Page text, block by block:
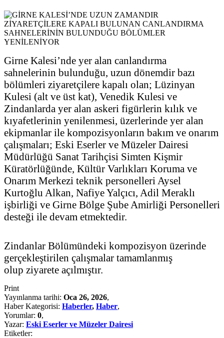
Girne Kalesi’nde yer alan canlandırma
sahnelerinin bulunduğu, uzun dönemdir bazı
bölümleri ziyaretçilere kapalı olan; Lüzinyan
Kulesi (alt ve üst kat), Venedik Kulesi ve
Zindanlarda yer alan askeri figürlerin kılık ve
kıyafetlerinin yenilenmesi, üzerlerinde yer alan
ekipmanlar ile kompozisyonların bakım ve onarım
çalışmaları; Eski Eserler ve Müzeler Dairesi
Müdürlüğü Sanat Tarihçisi Simten Kişmir
Küratörlüğünde, Kültür Varlıkları Koruma ve
Onarım Merkezi teknik personelleri Aysel
Kurtoğlu Alkan, Nafiye Yalçıcı, Adil Meraklı
işbirliği ve Girne Bölge Şube Amirliği Personelleri
desteği ile devam etmektedir.
Zindanlar Bölümündeki kompozisyon üzerinde
gerçekleştirilen çalışmalar tamamlanmış
olup ziyarete açılmıştır.
Print
Yayınlanma tarihi: Oca 26, 2026,
Haber Kategorisi: Haberler, Haber,
Yorumlar: 0,
Yazar: Eski Eserler ve Müzeler Dairesi
Etiketler: